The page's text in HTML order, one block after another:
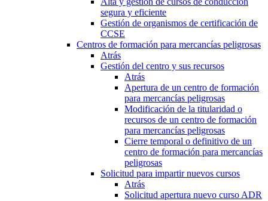
segura y eficiente
Gestión de organismos de certificación de
CCSE
Centros de formación para mercancías peligrosas
Atrás
Gestión del centro y sus recursos
Atrás
Apertura de un centro de formación
para mercancías peligrosas
Modificación de la titularidad o
recursos de un centro de formación
para mercancías peligrosas
Cierre temporal o definitivo de un
centro de formación para mercancías
peligrosas
Solicitud para impartir nuevos cursos
Atrás
Solicitud apertura nuevo curso ADR